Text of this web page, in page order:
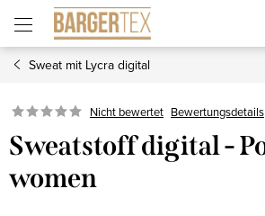
Inhalt
springen
Sweat mit Lycra digital
Nicht bewertet Bewertungsdetails
Sweatstoff digital -
women